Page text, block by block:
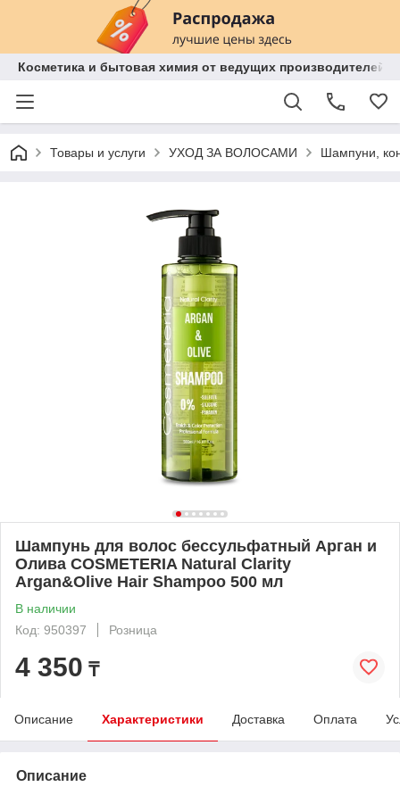
Косметика и бытовая химия от ведущих производителей
Товары и услуги УХОД ЗА ВОЛОСАМИ Шампуни,
Шампунь для волос бессульфатный Арган и
Олива COSMETERIA Natural Clarity
Argan&Olive Hair Shampoo 500 мл
В наличии
Код: 950397
Розница
4 350 ₸
Описание Характеристики Доставка Оплата
Описание